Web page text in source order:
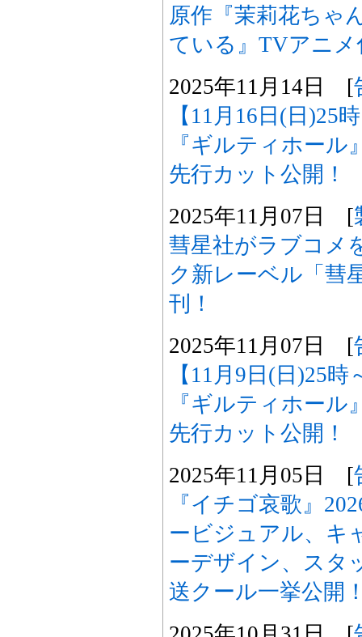
原作『茉莉花ちゃ
ている』TVアニメ
2025年11月14日 [
【11月16日(日)25
『ギルティホー
先行カット公開！
2025年11月07日 [
彗星社がラブコメ
ク新レーベル「彗
刊！
2025年11月07日 [
【11月9日(日)25
『ギルティホー
先行カット公開！
2025年11月05日 [
『イチゴ哀歌』
ービジュアル、キ
ーデザイン、スタ
送クール一挙公開